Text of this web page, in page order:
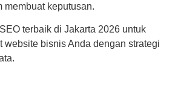
membuat keputusan.
terbaik di Jakarta 2026 untuk
website bisnis Anda dengan strategi